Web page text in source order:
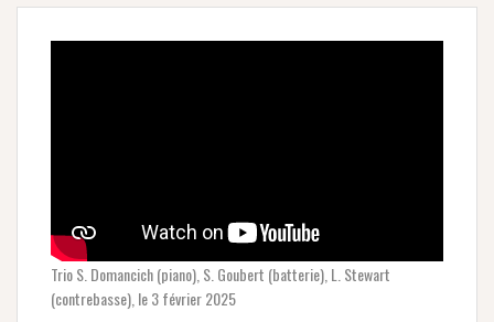
Trio S. Domancich (piano), S. Goubert (batterie), L. Stewart
(contrebasse), le 3 février 2025